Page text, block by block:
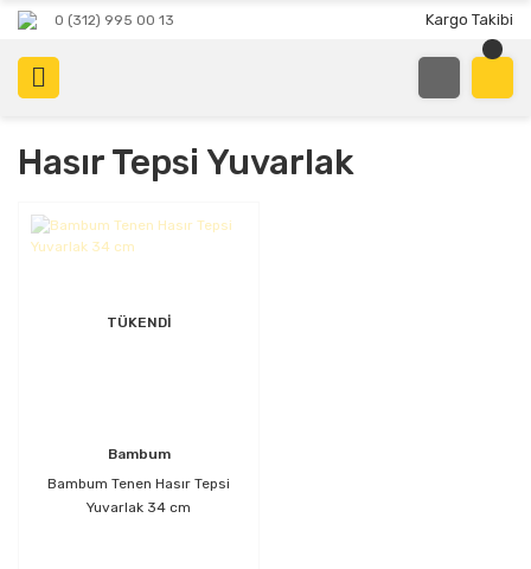
0 (312) 995 00 13 Kargo Takibi
Hasır Tepsi Yuvarlak
TÜKENDİ
Bambum
Bambum Tenen Hasır Tepsi
Yuvarlak 34 cm